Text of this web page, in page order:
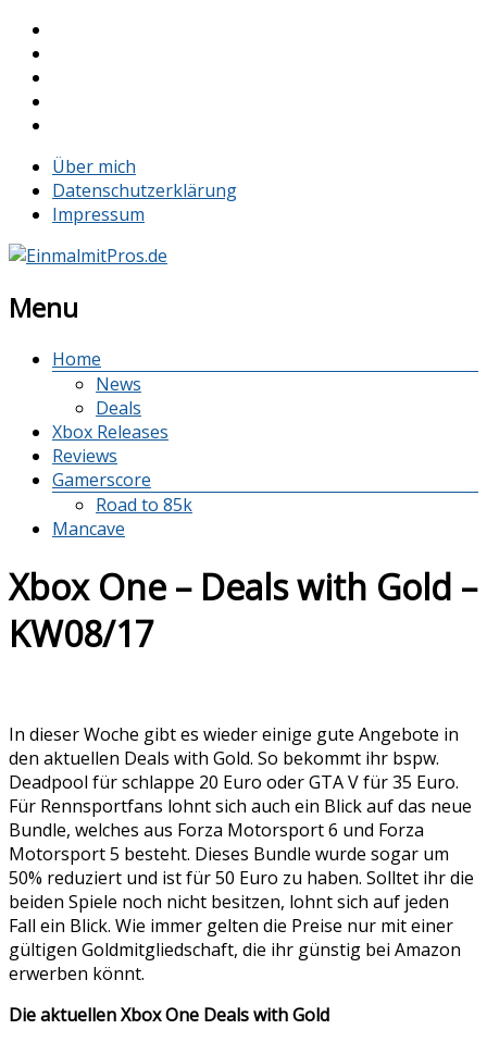
Über mich
Datenschutzerklärung
Impressum
Menu
Home
News
Deals
Xbox Releases
Reviews
Gamerscore
Road to 85k
Mancave
Xbox One – Deals with Gold –
KW08/17
In dieser Woche gibt es wieder einige gute Angebote in
den aktuellen Deals with Gold. So bekommt ihr bspw.
Deadpool für schlappe 20 Euro oder GTA V für 35 Euro.
Für Rennsportfans lohnt sich auch ein Blick auf das neue
Bundle, welches aus Forza Motorsport 6 und Forza
Motorsport 5 besteht. Dieses Bundle wurde sogar um
50% reduziert und ist für 50 Euro zu haben. Solltet ihr die
beiden Spiele noch nicht besitzen, lohnt sich auf jeden
Fall ein Blick. Wie immer gelten die Preise nur mit einer
gültigen Goldmitgliedschaft, die ihr günstig bei Amazon
erwerben könnt.
Die aktuellen Xbox One Deals with Gold